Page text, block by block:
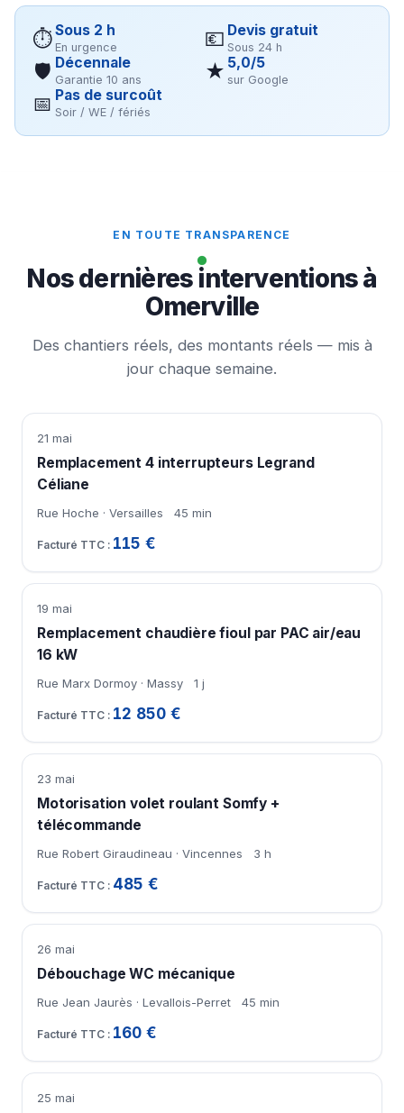
⏱Sous 2 h
En urgence 💶 Devis gratuit
Sous 24 h
🛡 Décennale
Garantie 10 ans ★ 5,0/5
sur Google
📅 Pas de surcoût
Soir / WE / fériés
EN TOUTE TRANSPARENCE
Nos dernières interventions à
Omerville
Des chantiers réels, des montants réels — mis à
jour chaque semaine.
21 mai
Remplacement 4 interrupteurs Legrand
Céliane
Rue Hoche · Versailles 45 min
115 €
19 mai
Remplacement chaudière fioul par PAC air/eau
16 kW
Rue Marx Dormoy · Massy 1 j
12 850 €
23 mai
Motorisation volet roulant Somfy +
télécommande
Rue Robert Giraudineau · Vincennes 3 h
485 €
26 mai
Débouchage WC mécanique
Rue Jean Jaurès · Levallois-Perret 45 min
160 €
25 mai